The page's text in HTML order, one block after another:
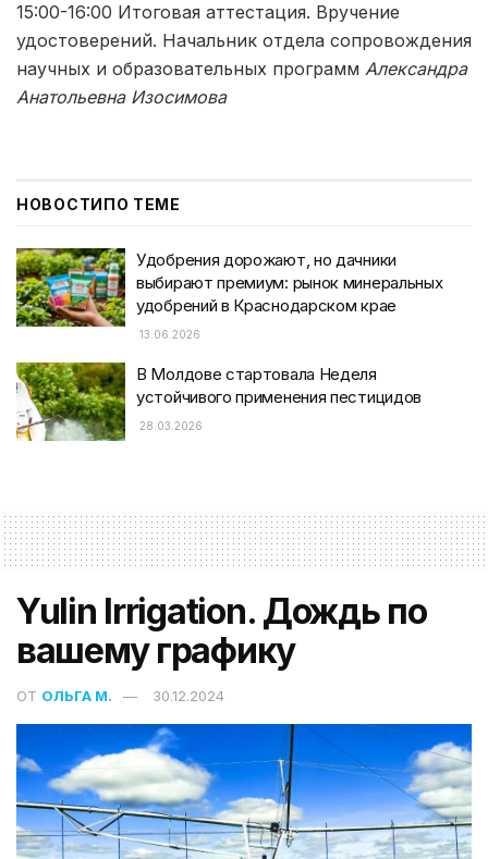
15:00-16:00 Итоговая аттестация. Вручение
удостоверений. Начальник отдела сопровождения
научных и образовательных программ Александра
Анатольевна Изосимова
НОВОСТИПО ТЕМЕ
Удобрения дорожают, но дачники
выбирают премиум: рынок минеральных
удобрений в Краснодарском крае
13.06.2026
В Молдове стартовала Неделя
устойчивого применения пестицидов
28.03.2026
Yulin Irrigation. Дождь по
вашему графику
ОТ ОЛЬГА М. 30.12.2024